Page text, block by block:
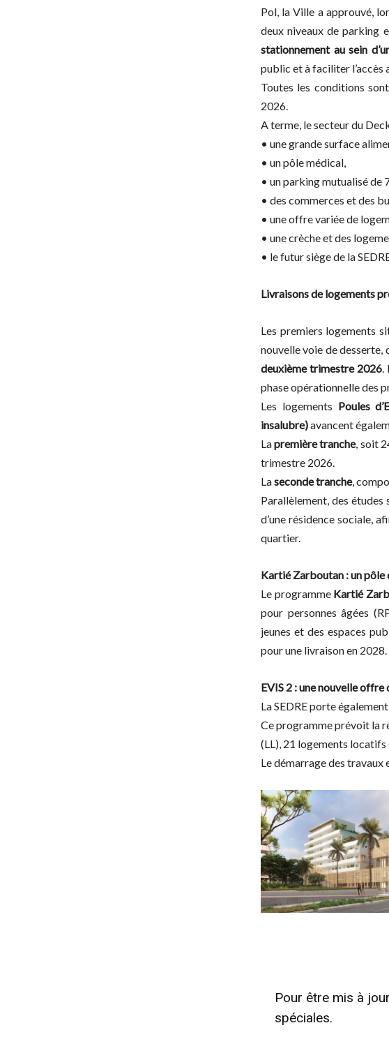
Pol, la Ville a approuvé,
deux niveaux de parking
stationnement au sein
public et à faciliter l’accès
Toutes les conditions
2026.
A terme, le secteur du
• une grande surface
• un pôle médical,
• un parking mutualisé de
• des commerces et des
• une offre variée de
• une crèche et des
• le futur siège de la
Livraisons de logements
Les premiers logements
nouvelle voie de desserte,
deuxième trimestre 2026.
phase opérationnelle des
Les logements Poules
insalubre)avancent
Lapremière tranche, soit
trimestre 2026.
Laseconde tranche,
Parallèlement, des
d’une résidence sociale,
quartier.
Kartié Zarboutan : un pôle
Le programme Kartié
pour personnes âgées
jeunes et des espaces
pour une livraison en
EVIS 2 : une nouvelle
La SEDRE porte
Ce programme prévoit la
(LL), 21 logements locatifs
Le démarrage des travaux
Pour être mis à
spéciales.